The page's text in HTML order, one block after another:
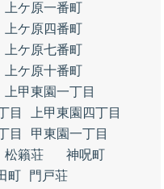
上ケ原一番町
上ケ原四番町
上ケ原七番町
上ケ原十番町
上甲東園一丁目
目
上甲東園四丁目
目
甲東園一丁目
松籟荘
神呪町
町
門戸荘